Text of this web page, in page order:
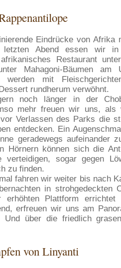
Eindrücke von Afrika
letzten Abend essen wir
Restaurant
Mahagoni-Bäumen am
werden mit
rundherum verwöhnt.
noch länger in der
mehr freuen wir uns, als
Verlassen des Parks die
entdecken. Ein
geradewegs aufeinander
Hörnern können sich die
verteidigen, sogar gegen
zu finden.
fahren wir weiter bis nach
in strohgedeckten
erhöhten Plattform errichtet
erfreuen wir uns am
Und über die friedlich
von Linyanti